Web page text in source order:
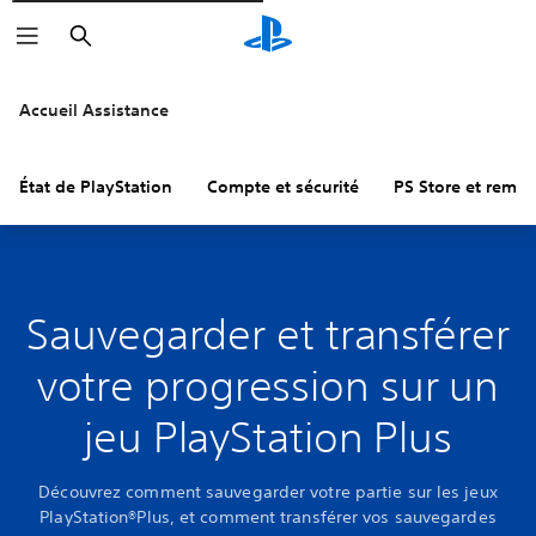
Rechercher
Accueil Assistance
État de PlayStation Compte et sécurité PS Store et
Sauvegarder et transférer
votre progression sur un
jeu PlayStation Plus
Découvrez comment sauvegarder votre partie sur les jeux
PlayStation®Plus, et comment transférer vos sauvegardes